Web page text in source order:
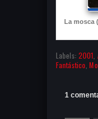
La mosca
Labels: 2001
Fantástico ,
1